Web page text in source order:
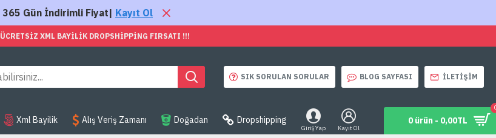
365 Gün İndirimli Fiyat| Kayıt Ol
ÜCRETSIZ XML BAYILIK DROPSHIPPING FIRSATI !!!
SIK SORULAN SORULAR BLOG SAYFASI İLETIŞIM
Xml Bayilik Alış Veriş Zamanı Doğadan Dropshipping
Giriş Yap Kayıt Ol
0 ürün - 0,00TL